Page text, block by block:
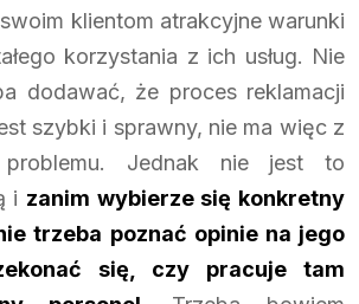
klientom atrakcyjne warunki
korzystania z ich usług. Nie
dodawać, że proces reklamacji
szybki i sprawny, nie ma więc z
Jednak nie jest to
i zanim wybierze się konkretny
trzeba poznać opinie na jego
się, czy pracuje tam